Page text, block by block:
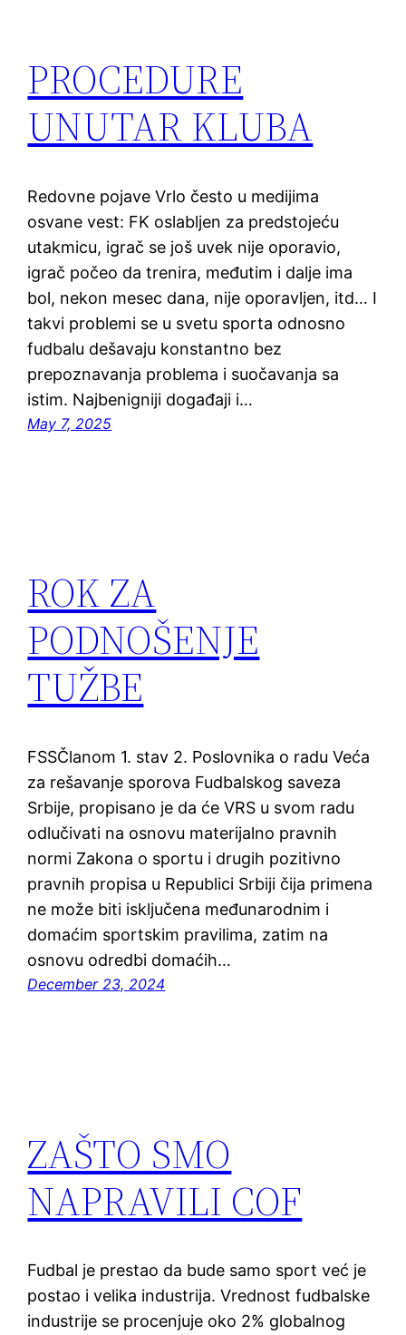
PROCEDURE
UNUTAR KLUBA
Redovne pojave Vrlo često u medijima
osvane vest: FK oslabljen za predstojeću
utakmicu, igrač se još uvek nije oporavio,
igrač počeo da trenira, međutim i dalje ima
bol, nekon mesec dana, nije oporavljen, itd… I
takvi problemi se u svetu sporta odnosno
fudbalu dešavaju konstantno bez
prepoznavanja problema i suočavanja sa
istim. Najbenigniji događaji i…
May 7, 2025
ROK ZA
PODNOŠENJE
TUŽBE
FSSČlanom 1. stav 2. Poslovnika o radu Veća
za rešavanje sporova Fudbalskog saveza
Srbije, propisano je da će VRS u svom radu
odlučivati na osnovu materijalno pravnih
normi Zakona o sportu i drugih pozitivno
pravnih propisa u Republici Srbiji čija primena
ne može biti isključena međunarodnim i
domaćim sportskim pravilima, zatim na
osnovu odredbi domaćih…
December 23, 2024
ZAŠTO SMO
NAPRAVILI COF
Fudbal je prestao da bude samo sport već je
postao i velika industrija. Vrednost fudbalske
industrije se procenjuje oko 2% globalnog